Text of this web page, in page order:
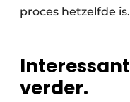
proces hetzelfde
verder.